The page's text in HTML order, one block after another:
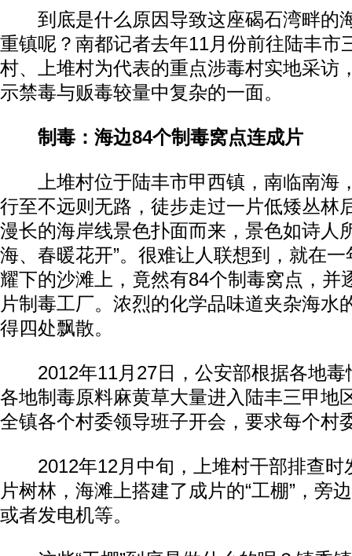
到底是什么原因导致这座碣石湾畔的
重镇呢？南都记者去年11月份前往陆丰市
村、上堆村为代表的重点涉毒村实地采访
示禁毒与贩毒较量中复杂的一面。
制毒：海边84个制毒窝点连成片
上堆村位于陆丰市甲西镇，南临南海
行至不远则无路，徒步走过一片低矮丛林
漫长的海岸线景色扑面而来，景色如诗人
海、春暖花开”。很难让人联想到，就在
耀下的沙滩上，竟然有84个制毒窝点，并
片制毒工厂。浓烈的化学品味道夹杂海水
得四处飘散。
2012年11月27日，公安部根据各地毒
各地制毒原料麻黄草大量进入陆丰三甲地
全镇各个村委领导班子开会，要求每个村
2012年12月中旬，上堆村干部排查时
片树林，海滩上搭建了成片的“工棚”，旁
或者发电机等。